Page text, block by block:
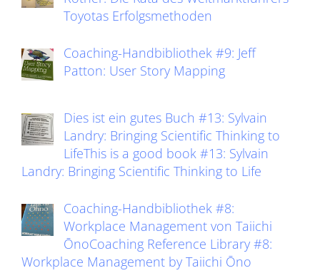
Toyotas Erfolgsmethoden
Coaching-Handbibliothek #9: Jeff
Patton: User Story Mapping
Dies ist ein gutes Buch #13: Sylvain
Landry: Bringing Scientific Thinking to
LifeThis is a good book #13: Sylvain
Landry: Bringing Scientific Thinking to Life
Coaching-Handbibliothek #8:
Workplace Management von Taiichi
ŌnoCoaching Reference Library #8:
Workplace Management by Taiichi Ōno